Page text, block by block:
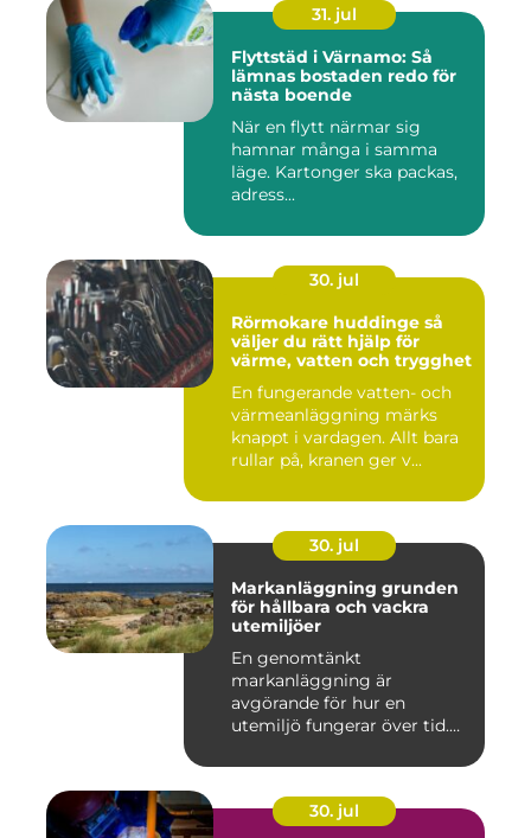
31. jul
Flyttstäd i Värnamo: Så
lämnas bostaden redo för
nästa boende
När en flytt närmar sig
hamnar många i samma
läge. Kartonger ska packas,
adress...
30. jul
Rörmokare huddinge så
väljer du rätt hjälp för
värme, vatten och trygghet
En fungerande vatten- och
värmeanläggning märks
knappt i vardagen. Allt bara
rullar på, kranen ger v...
30. jul
Markanläggning grunden
för hållbara och vackra
utemiljöer
En genomtänkt
markanläggning är
avgörande för hur en
utemiljö fungerar över tid.
30. jul